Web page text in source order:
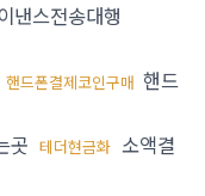
낸스전송대행
핸드폰결제코인구매 핸드
곳 테더현금화 소액결